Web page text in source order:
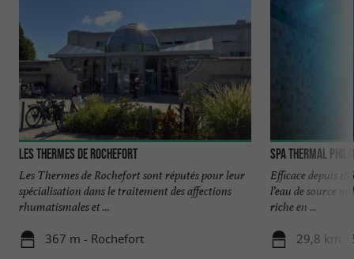
Les Thermes de Rochefort
Les Thermes de Rochefort sont réputés pour leur
spécialisation dans le traitement des affections
rhumatismales et ...
367 m - Rochefort
Spa Thermal
Efficace depuis
l’eau de source
riche en ...
29,8 km -